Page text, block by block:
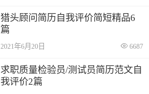
猎头顾问简历自我评价简短精品6
篇
2021年6月20日 6687
求职质量检验员/测试员简历范文自
我评价2篇